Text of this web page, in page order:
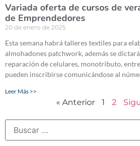
Variada oferta de cursos de
de Emprendedores
20 de enero de 2025
Esta semana habrá talleres textiles para
almohadones patchwork, además se
reparación de celulares, monotributo,
pueden inscribirse comunicándose al
Leer Más >>
« Anterior 1 2